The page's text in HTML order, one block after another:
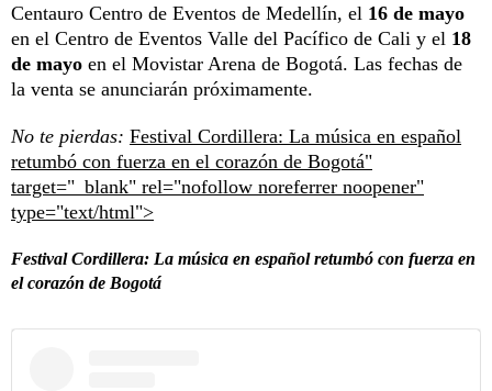
Centauro Centro de Eventos de Medellín, el 16 de mayo
en el Centro de Eventos Valle del Pacífico de Cali y el 18
de mayo en el Movistar Arena de Bogotá. Las fechas de
la venta se anunciarán próximamente.
No te pierdas: Festival Cordillera: La música en español
retumbó con fuerza en el corazón de Bogotá"
target="_blank" rel="nofollow noreferrer noopener"
type="text/html">
Festival Cordillera: La música en español retumbó con fuerza en
el corazón de Bogotá